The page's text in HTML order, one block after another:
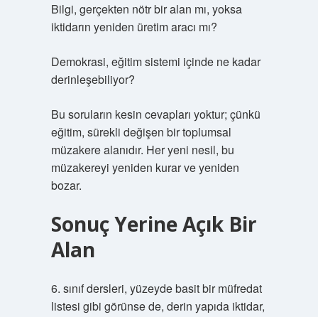
Bilgi, gerçekten nötr bir alan mı, yoksa
iktidarın yeniden üretim aracı mı?
Demokrasi, eğitim sistemi içinde ne kadar
derinleşebiliyor?
Bu soruların kesin cevapları yoktur; çünkü
eğitim, sürekli değişen bir toplumsal
müzakere alanıdır. Her yeni nesil, bu
müzakereyi yeniden kurar ve yeniden
bozar.
Sonuç Yerine Açık Bir
Alan
6. sınıf dersleri, yüzeyde basit bir müfredat
listesi gibi görünse de, derin yapıda iktidar,